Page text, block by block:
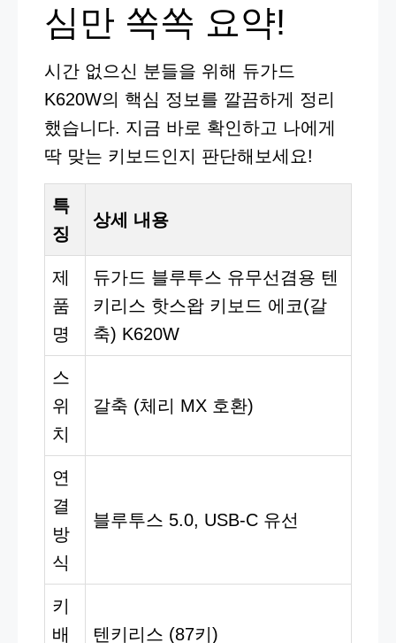
심만 쏙쏙 요약!
시간 없으신 분들을 위해 듀가드
K620W의 핵심 정보를 깔끔하게 정리
했습니다. 지금 바로 확인하고 나에게
딱 맞는 키보드인지 판단해보세요!
특
징
상세 내용
제
품
명
듀가드 블루투스 유무선겸용 텐
키리스 핫스왑 키보드 에코(갈
축) K620W
스
위
치
갈축 (체리 MX 호환)
연
결
방
식
블루투스 5.0, USB-C 유선
키
배
텐키리스 (87키)